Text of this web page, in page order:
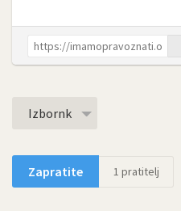
Izbornk
Zapratite 1 pratitelj